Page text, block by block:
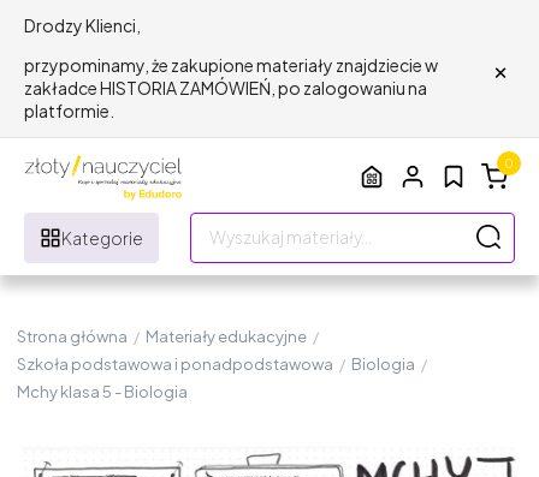
Drodzy Klienci,
przypominamy, że zakupione materiały znajdziecie w
zakładce HISTORIA ZAMÓWIEŃ, po zalogowaniu na
platformie.
×
Kategorie
0
Strona główna / Materiały edukacyjne /
Szkoła podstawowa i ponadpodstawowa / Biologia /
Mchy klasa 5 - Biologia